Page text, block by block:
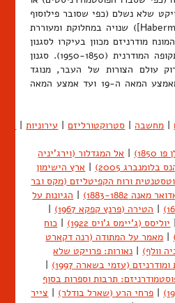
שלא נשלם (כפי שסובר פילוסוף
התרבות יורגן הברמאס [Habermas]) שנויה במחלוקת ומעוררת
מודרניזם מכוון בעיקרו לסגנון
בספרות ובאמנות שרווח בתקופה המודרנית (1950-1850). סגנון
עולם הצורות של העבר, מנוגד
לריאליזם והוא רווח החל מאמצע המאה ה-19 ועד אמצע המאה
מחשבה סטרוקטורליזם עירוניות
אל המגדלור (וירג'יניה
2005)
ארץ הישימון
ורוח הקפיטליזם (מקס ובר
1883-1882)
הגיונות על
הטירה (פרנץ קפקא 1967)
יוליסס (ג'יימס ג'ויס 1922)
כוח
מאמר על המתודה (רנה דקארט
וולף)
נאורות: פרויקט שלא
(עזמי בשארה 1997)
תרבות וספרות בסוף
פרחי הרע (שארל בודלר)
צייר